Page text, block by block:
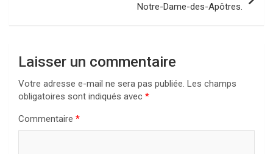
Notre-Dame-des-Apôtres.
Laisser un commentaire
Votre adresse e-mail ne sera pas publiée. Les champs
obligatoires sont indiqués avec *
Commentaire *